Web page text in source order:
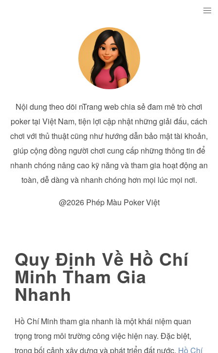
Nội dung theo dõi nTrang web chia sẻ đam mê trò chơi
poker tại Việt Nam, tiện lợi cập nhật những giải đấu, cách
chơi với thủ thuật cũng như hướng dẫn bảo mật tài khoản,
giúp cộng đồng người chơi cung cấp những thông tin để
nhanh chóng nâng cao kỹ năng và tham gia hoạt động an
toàn, dễ dàng và nhanh chóng hơn mọi lúc mọi nơi.
@2026 Phép Màu Poker Việt
Quy Định Về Hồ Chí
Minh Tham Gia
Nhanh
Hồ Chí Minh tham gia nhanh là một khái niệm quan
trọng trong môi trường công việc hiện nay. Đặc biệt,
trong bối cảnh xây dựng và phát triển đất nước, Hồ Chí